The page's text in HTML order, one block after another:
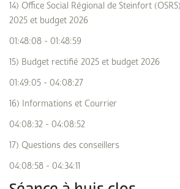
14) Office Social Régional de Steinfort
2025 et budget 2026
01:48:08 - 01:48:59
15) Budget rectifié 2025 et budget 2026
01:49:05 - 04:08:27
16) Informations et Courrier
04:08:32 - 04:08:52
17) Questions des conseillers
04:08:58 - 04:34:11